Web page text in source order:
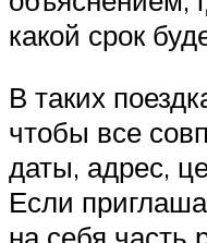
какой срок
В таких
чтобы все
даты, адрес,
Если